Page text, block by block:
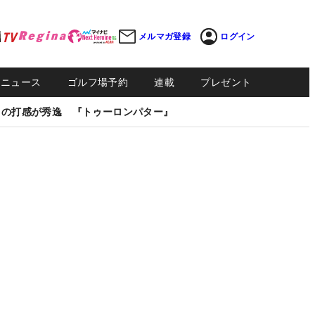
メルマガ登録 ログイン
ュース ゴルフ場予約 連載 プレゼント
打感が秀逸 『トゥーロンパター』